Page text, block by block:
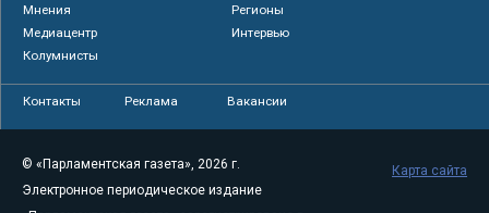
Мнения
Регионы
Медиацентр
Интервью
Колумнисты
Контакты Реклама Вакансии
© «Парламентская газета», 2026 г.
Электронное периодическое издание
Карта сайта